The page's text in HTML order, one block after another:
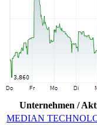
Unternehmen /
MEDIAN